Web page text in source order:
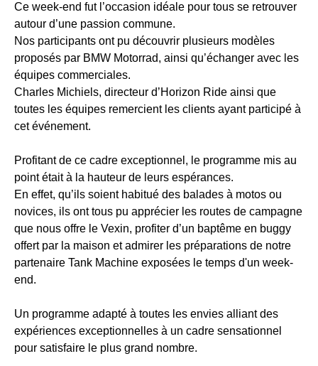
Ce week-end fut l’occasion idéale pour tous se retrouver
autour d’une passion commune.
Nos participants ont pu découvrir plusieurs modèles
proposés par BMW Motorrad, ainsi qu’échanger avec les
équipes commerciales.
Charles Michiels, directeur d’Horizon Ride ainsi que
toutes les équipes remercient les clients ayant participé à
cet événement.
Profitant de ce cadre exceptionnel, le programme mis au
point était à la hauteur de leurs espérances.
En effet, qu’ils soient habitué des balades à motos ou
novices, ils ont tous pu apprécier les routes de campagne
que nous offre le Vexin, profiter d’un baptême en buggy
offert par la maison et admirer les préparations de notre
partenaire Tank Machine exposées le temps d'un week-
end.
Un programme adapté à toutes les envies alliant des
expériences exceptionnelles à un cadre sensationnel
pour satisfaire le plus grand nombre.